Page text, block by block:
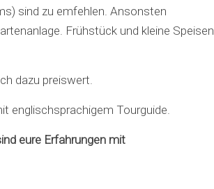
sind zu emfehlen. Ansonsten
Frühstück und kleine Speisen
dazu preiswert.
englischsprachigem Tourguide.
eure Erfahrungen mit